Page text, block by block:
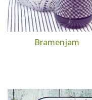
Bramenjam